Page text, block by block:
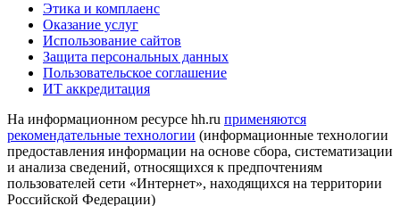
Этика и комплаенс
Оказание услуг
Использование сайтов
Защита персональных данных
Пользовательское соглашение
ИТ аккредитация
На информационном ресурсе hh.ru применяются
рекомендательные технологии (информационные технологии
предоставления информации на основе сбора, систематизации
и анализа сведений, относящихся к предпочтениям
пользователей сети «Интернет», находящихся на территории
Российской Федерации)